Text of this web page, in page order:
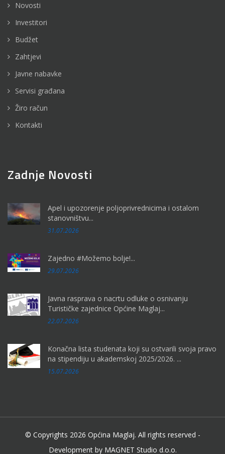
Novosti
Investitori
Budžet
Zahtjevi
Javne nabavke
Servisi građana
Žiro račun
Kontakti
Zadnje Novosti
Apel i upozorenje poljoprivrednicima i ostalom
stanovništvu...
31.07.2026
Zajedno #Možemo bolje!...
29.07.2026
Javna rasprava o nacrtu odluke o osnivanju
Turističke zajednice Općine Maglaj...
22.07.2026
Konačna lista studenata koji su ostvarili svoja pravo
na stipendiju u akademskoj 2025/2026. ...
15.07.2026
© Copyrights 2026 Općina Maglaj. All rights reserved -
Development by MAGNET Studio d.o.o.